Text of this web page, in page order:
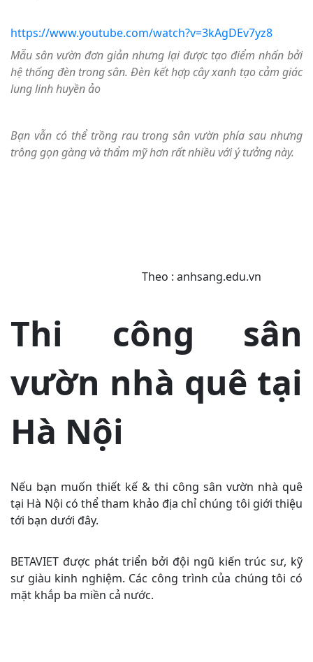
https://www.youtube.com/watch?v=3kAgDEv7yz8
Mẫu sân vườn đơn giản nhưng lại được tạo điểm nhấn bởi
hệ thống đèn trong sân. Đèn kết hợp cây xanh tạo cảm giác
lung linh huyền ảo
Bạn vẫn có thể trồng rau trong sân vườn phía sau nhưng
trông gọn gàng và thẩm mỹ hơn rất nhiều với ý tưởng này.
Theo : anhsang.edu.vn
Thi công sân
vườn nhà quê tại
Hà Nội
Nếu bạn muốn thiết kế & thi công sân vườn nhà quê
tại Hà Nội có thể tham khảo địa chỉ chúng tôi giới thiệu
tới bạn dưới đây.
BETAVIET được phát triển bởi đội ngũ kiến trúc sư, kỹ
sư giàu kinh nghiệm. Các công trình của chúng tôi có
mặt khắp ba miền cả nước.